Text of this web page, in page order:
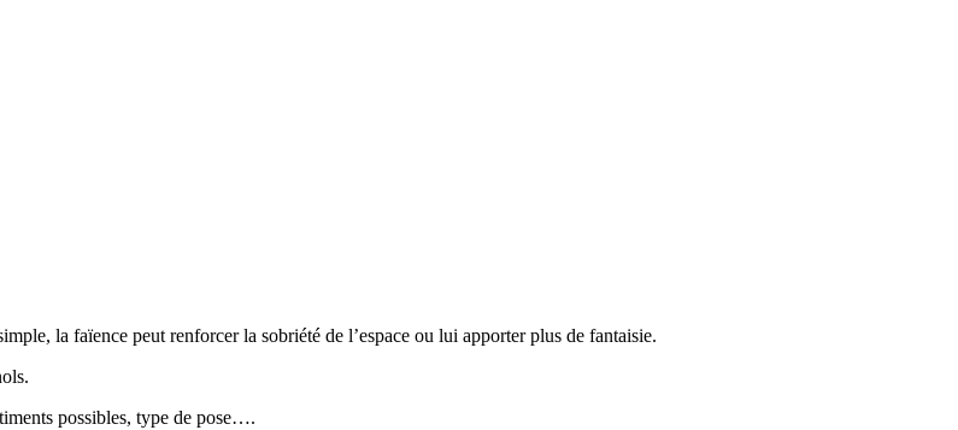
la faïence peut renforcer la sobriété de l’espace ou lui apporter plus de fantaisie.
possibles, type de pose….